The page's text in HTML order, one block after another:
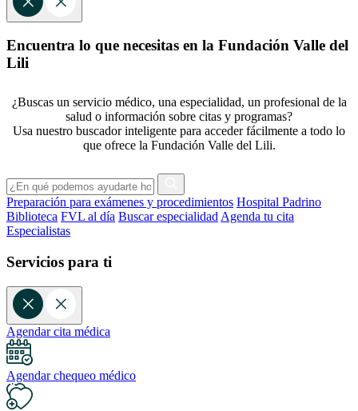
Encuentra lo que necesitas en la Fundación Valle del
Lili
¿Buscas un servicio médico, una especialidad, un profesional de la
salud o información sobre citas y programas?
Usa nuestro buscador inteligente para acceder fácilmente a todo lo
que ofrece la Fundación Valle del Lili.
Preparación para exámenes y procedimientos Hospital Padrino
Biblioteca FVL al día Buscar especialidad Agenda tu cita
Especialistas
Servicios para ti
Agendar cita médica
Agendar chequeo médico